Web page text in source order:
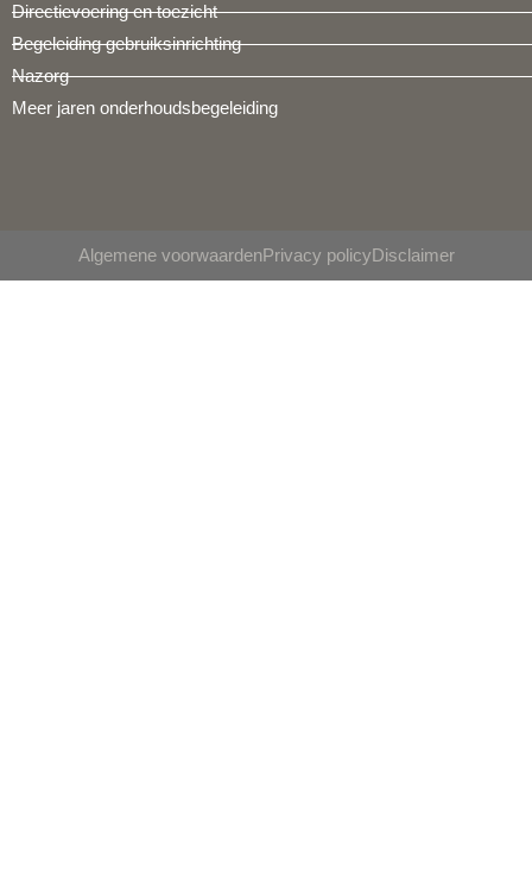
Directievoering en toezicht
Begeleiding gebruiksinrichting
Nazorg
Meer jaren onderhoudsbegeleiding
Algemene voorwaardenPrivacy policyDisclaimer